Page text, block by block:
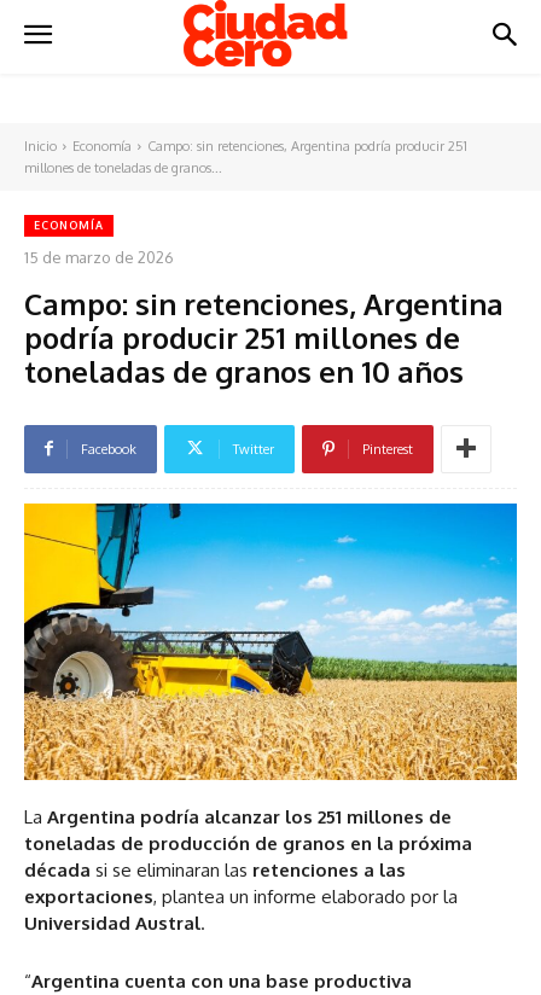
Inicio Economía
Campo: sin retenciones, Argentina podría producir 251
millones de toneladas de granos...
ECONOMÍA
15 de marzo de 2026
Campo: sin retenciones, Argentina
podría producir 251 millones de
toneladas de granos en 10 años
Facebook Twitter Pinterest
La Argentina podría alcanzar los 251 millones de
toneladas de producción de granos en la próxima
década si se eliminaran las retenciones a las
exportaciones, plantea un informe elaborado por la
Universidad Austral.
“Argentina cuenta con una base productiva